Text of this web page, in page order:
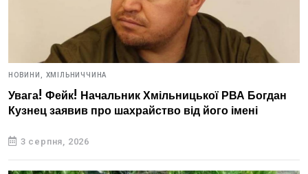
НОВИНИ, ХМІЛЬНИЧЧИНА
Увага! Фейк! Начальник Хмільницької РВА Богдан
Кузнец заявив про шахрайство від його імені
3 серпня, 2026